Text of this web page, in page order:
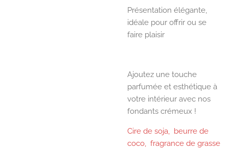
Présentation élégante,
idéale pour offrir ou se
faire plaisir
Ajoutez une touche
parfumée et esthétique à
votre intérieur avec nos
fondants crémeux !
Cire de soja, beurre de
coco, fragrance de grasse